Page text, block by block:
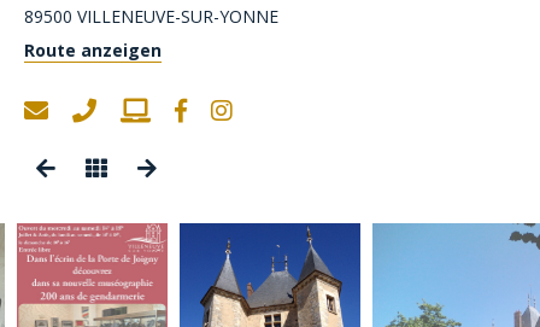
89500 VILLENEUVE-SUR-YONNE
Route anzeigen